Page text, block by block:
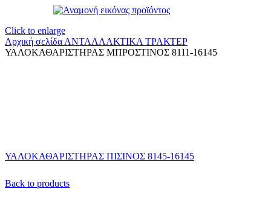
Click to enlarge
Αρχική σελίδα ΑΝΤΑΛΛΑΚΤΙΚΑ ΤΡΑΚΤΕΡ
ΥΑΛΟΚΑΘΑΡΙΣΤΗΡΑΣ ΜΠΡΟΣΤΙΝΟΣ 8111-16145
ΥΑΛΟΚΑΘΑΡΙΣΤΗΡΑΣ ΠΙΣΙΝΟΣ 8145-16145
Back to products